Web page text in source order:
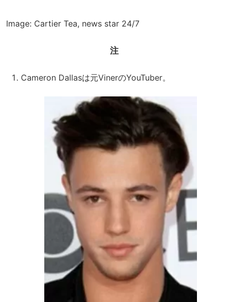
Image: Cartier Tea, news star 24/7
注
Cameron Dallasは元VinerのYouTuber。